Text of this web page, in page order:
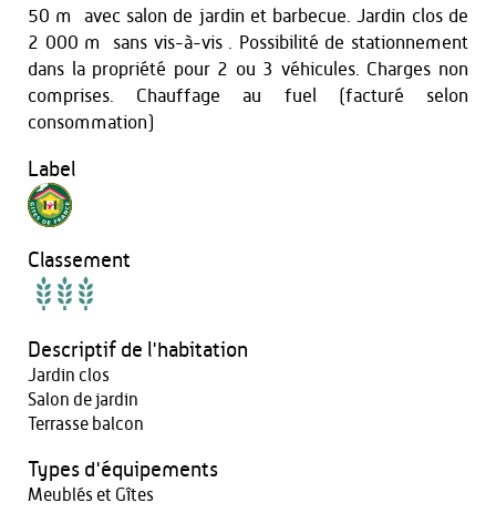
50 m² avec salon de jardin et barbecue. Jardin clos de
2 000 m² sans vis-à-vis . Possibilité de stationnement
dans la propriété pour 2 ou 3 véhicules. Charges non
comprises. Chauffage au fuel (facturé selon
consommation)
Label
Classement
Descriptif de l'habitation
Jardin clos
Salon de jardin
Terrasse balcon
Types d'équipements
Meublés et Gîtes